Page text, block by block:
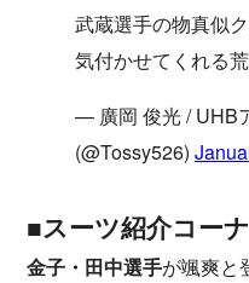
武蔵選手の物真似
気付かせてくれる
— 廣岡 俊光 / UHB
(@Tossy526)
■スーツ紹介コー
金子・田中選手が颯爽と